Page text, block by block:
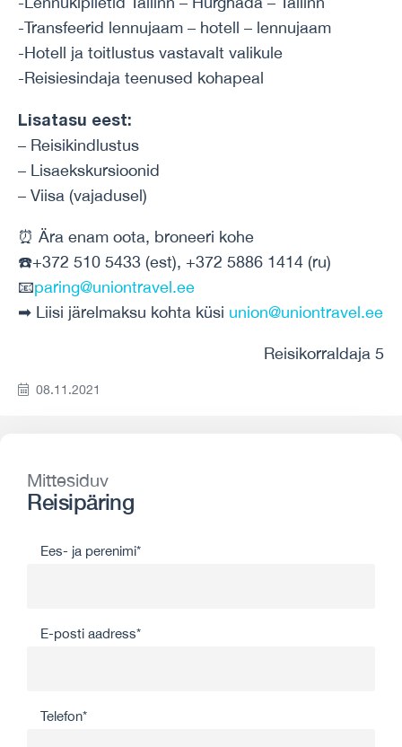
-Transfeerid lennujaam – hotell – lennujaam
-Hotell ja toitlustus vastavalt valikule
-Reisiesindaja teenused kohapeal
Lisatasu eest:
– Reisikindlustus
– Lisaekskursioonid
– Viisa (vajadusel)
⏰ Ära enam oota, broneeri kohe
☎️+372 510 5433 (est), +372 5886 1414 (ru)
📧paring@uniontravel.ee
➡ Liisi järelmaksu kohta küsi union@uniontravel.ee
Reisikorraldaja 5
08.11.2021
Mittesiduv
Reisipäring
Ees- ja perenimi*
E-posti aadress*
Telefon*